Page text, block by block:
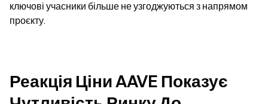
ключові учасники більше не узгоджуються з напрямом
проєкту.
Реакція Ціни AAVE Показує